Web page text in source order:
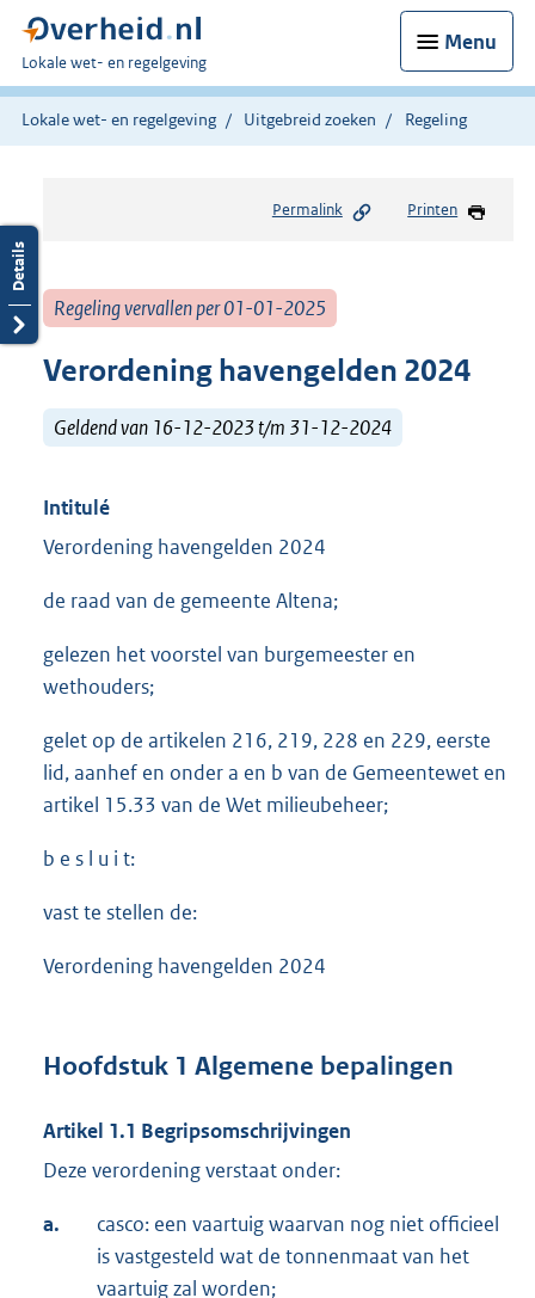
Menu
U
bent
hier:
Lokale wet- en regelgeving
Lokale wet- en regelgeving Uitgebreid zoeken Regeling
Permalink Printen
Regeling vervallen per 01-01-2025
Verordening havengelden 2024
Geldend van 16-12-2023 t/m 31-12-2024
Intitulé
Verordening havengelden 2024
de raad van de gemeente Altena;
gelezen het voorstel van burgemeester en
wethouders;
gelet op de artikelen 216, 219, 228 en 229, eerste
lid, aanhef en onder a en b van de Gemeentewet en
artikel 15.33 van de Wet milieubeheer;
b e s l u i t:
vast te stellen de:
Verordening havengelden 2024
Hoofdstuk 1 Algemene bepalingen
Artikel 1.1 Begripsomschrijvingen
Deze verordening verstaat onder:
a.
casco: een vaartuig waarvan nog niet officieel
is vastgesteld wat de tonnenmaat van het
vaartuig zal worden;